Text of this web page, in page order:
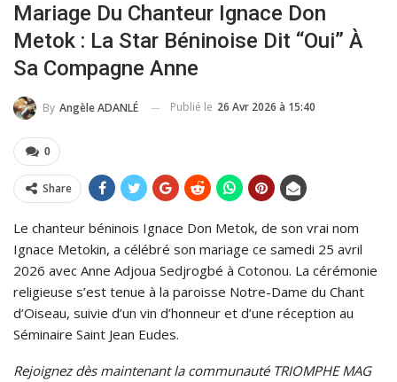
Mariage Du Chanteur Ignace Don
Metok : La Star Béninoise Dit “oui” À
Sa Compagne Anne
By Angèle ADANLÉ Publié le 26 Avr 2026 à 15:40
0
Share
Le chanteur béninois Ignace Don Metok, de son vrai nom
Ignace Metokin, a célébré son mariage ce samedi 25 avril
2026 avec Anne Adjoua Sedjrogbé à Cotonou. La cérémonie
religieuse s’est tenue à la paroisse Notre-Dame du Chant
d’Oiseau, suivie d’un vin d’honneur et d’une réception au
Séminaire Saint Jean Eudes.
Rejoignez dès maintenant la communauté TRIOMPHE MAG